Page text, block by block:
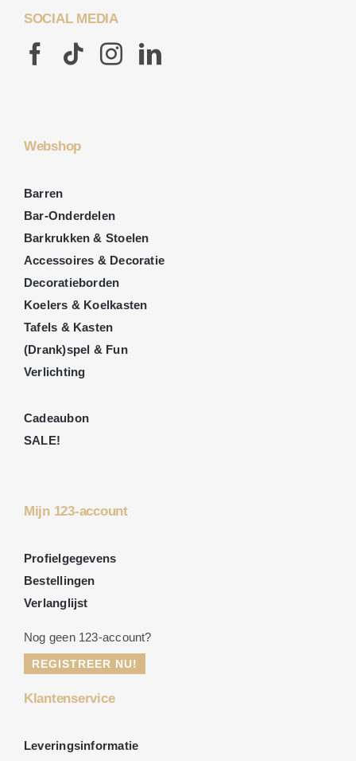
SOCIAL MEDIA
Webshop
Barren
Bar-Onderdelen
Barkrukken & Stoelen
Accessoires & Decoratie
Decoratieborden
Koelers & Koelkasten
Tafels & Kasten
(Drank)spel & Fun
Verlichting
Cadeaubon
SALE!
Mijn 123-account
Profielgegevens
Bestellingen
Verlanglijst
Nog geen 123-account?
REGISTREER NU!
Klantenservice
Leveringsinformatie